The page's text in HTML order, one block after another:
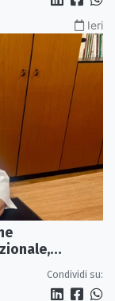
Ieri
Condividi su: